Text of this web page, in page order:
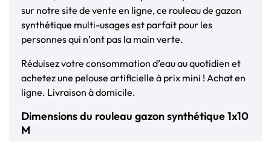
sur notre site de vente en ligne, ce rouleau de gazon
synthétique multi-usages est parfait pour les
personnes qui n’ont pas la main verte.
Réduisez votre consommation d’eau au quotidien et
achetez une pelouse artificielle à prix mini ! Achat en
ligne. Livraison à domicile.
Dimensions du rouleau gazon synthétique 1x10
M